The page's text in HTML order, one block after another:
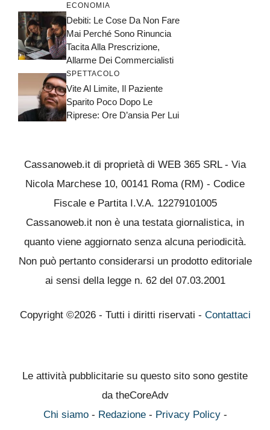
ECONOMIA
Debiti: Le Cose Da Non Fare
Mai Perché Sono Rinuncia
Tacita Alla Prescrizione,
Allarme Dei Commercialisti
SPETTACOLO
Vite Al Limite, Il Paziente
Sparito Poco Dopo Le
Riprese: Ore D’ansia Per Lui
Cassanoweb.it di proprietà di WEB 365 SRL - Via
Nicola Marchese 10, 00141 Roma (RM) - Codice
Fiscale e Partita I.V.A. 12279101005
Cassanoweb.it non è una testata giornalistica, in
quanto viene aggiornato senza alcuna periodicità.
Non può pertanto considerarsi un prodotto editoriale
ai sensi della legge n. 62 del 07.03.2001
Copyright ©2026 - Tutti i diritti riservati - Contattaci
Le attività pubblicitarie su questo sito sono gestite
da theCoreAdv
Chi siamo- Redazione- Privacy Policy-